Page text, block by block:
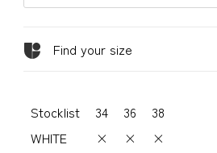
Find your size
Stocklist 34 36
38
WHITE
× ×
×